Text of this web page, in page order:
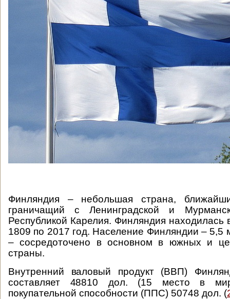
Финляндия – небольшая страна,
граничащий с Ленинградской и
Республикой Карелия. Финляндия находилась
1809 по 2017 год. Население Финляндии – 5,5
– сосредоточено в основном в южных и
страны.
Внутренний валовый продукт (ВВП)
составляет 48810 дол. (15 место в
покупательной способности (ППС) 50748 дол. (